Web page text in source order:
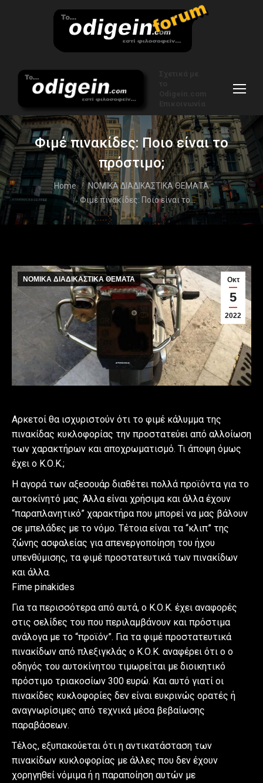
Φιμέ πινακίδες: Ποιο είναι το
πρόστιμο;
You are here:Home
ΝΟΜΙΚΑ ΔΙΑΔΙΚΑΣΤΙΚΑ ΘΕΜΑΤΑ
Φιμέ πινακίδες: Ποιο είναι το…
Οκτ
5
2022
ΝΟΜΙΚΑ ΔΙΑΔΙΚΑΣΤΙΚΑ ΘΕΜΑΤΑ
Αρκετοί θα ισχυριστούν ότι το φιμέ κάλυμμα της
πινακίδας κυκλοφορίας την προστατεύει από αλλοίωση
των χαρακτήρων και αποχρωματισμό. Τι άποψη όμως
έχει ο Κ.Ο.Κ.;
Η αγορά των αξεσουάρ διαθέτει πολλά προϊόντα για το
αυτοκίνητό μας. Άλλα είναι χρήσιμα και άλλα έχουν
“παραπλανητικό” χαρακτήρα που μπορεί να μας βάλουν
σε μπελάδες με το νόμο. Τέτοια είναι τα “κλιπ” της
ζώνης ασφαλείας για απενεργοποίηση του ήχου
υπενθύμισης, τα φιμέ προστατευτικά των πινακίδων
και άλλα.
Fime pinakides
Για τα περισσότερα από αυτά, ο Κ.Ο.Κ. έχει αναφορές
στις σελίδες του που περιλαμβάνουν και πρόστιμα
ανάλογα με το “προϊόν”. Για τα φιμέ προστατευτικά
πινακίδων από πλεξιγκλάς ο Κ.Ο.Κ. αναφέρει ότι ο ο
οδηγός του αυτοκίνητου τιμωρείται με διοικητικό
πρόστιμο τριακοσίων 300 ευρώ. Και αυτό γιατί οι
πινακίδες κυκλοφορίες δεν είναι ευκρινώς ορατές ή
αναγνωρίσιμες από τεχνικά μέσα βεβαίωσης
παραβάσεων.
Τέλος, εξυπακούεται ότι η αντικατάσταση των
πινακίδων κυκλοφορίας με άλλες που δεν έχουν
χορηγηθεί νόμιμα ή η παραποίηση αυτών με